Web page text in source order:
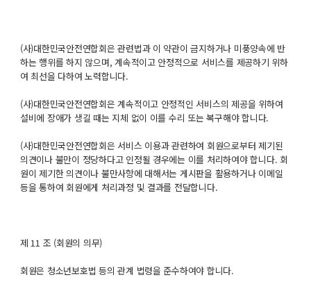
(사)대한민국안전연합회은 관련법과 이 약관이 금지하거나 미풍양속에 반
하는 행위를 하지 않으며, 계속적이고 안정적으로 서비스를 제공하기 위하
여 최선을 다하여 노력합니다.
(사)대한민국안전연합회은 계속적이고 안정적인 서비스의 제공을 위하여
설비에 장애가 생길 때는 지체 없이 이를 수리 또는 복구해야 합니다.
(사)대한민국안전연합회은 서비스 이용과 관련하여 회원으로부터 제기된
의견이나 불만이 정당하다고 인정될 경우에는 이를 처리하여야 합니다. 회
원이 제기한 의견이나 불만사항에 대해서는 게시판을 활용하거나 이메일
등을 통하여 회원에게 처리과정 및 결과를 전달합니다.
제 11 조 (회원의 의무)
회원은 청소년보호법 등의 관계 법령을 준수하여야 합니다.